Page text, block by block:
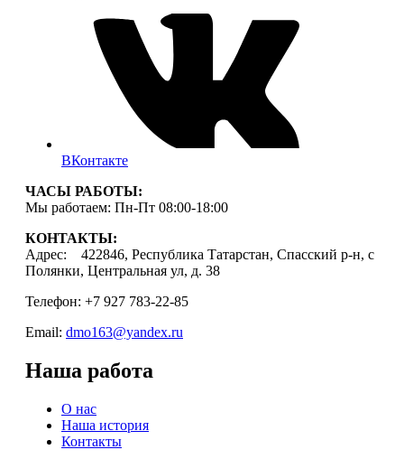
ВКонтакте
ЧАСЫ РАБОТЫ:
Мы работаем: Пн-Пт 08:00-18:00
КОНТАКТЫ:
Адрес: 422846, Республика Татарстан, Спасский р-н, с
Полянки, Центральная ул, д. 38
Телефон: +7 927 783-22-85
Email: dmo163@yandex.ru
Наша работа
О нас
Наша история
Контакты